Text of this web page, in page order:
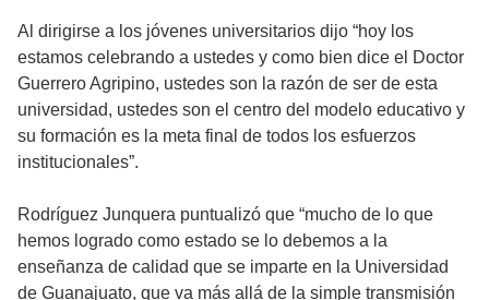
Al dirigirse a los jóvenes universitarios dijo “hoy los
estamos celebrando a ustedes y como bien dice el Doctor
Guerrero Agripino, ustedes son la razón de ser de esta
universidad, ustedes son el centro del modelo educativo y
su formación es la meta final de todos los esfuerzos
institucionales”.
Rodríguez Junquera puntualizó que “mucho de lo que
hemos logrado como estado se lo debemos a la
enseñanza de calidad que se imparte en la Universidad
de Guanajuato, que va más allá de la simple transmisión